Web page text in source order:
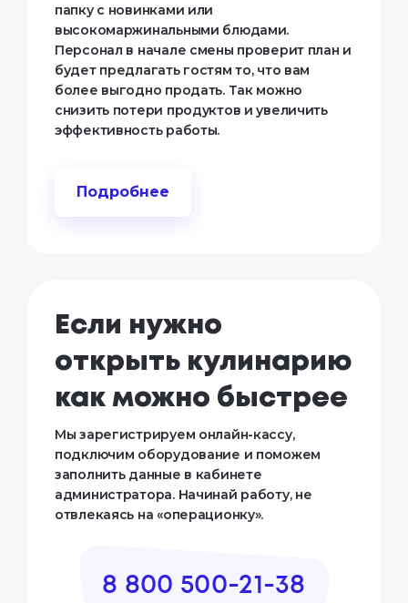
папку с новинками или
высокомаржинальными блюдами.
Персонал в начале смены проверит план и
будет предлагать гостям то, что вам
более выгодно продать. Так можно
снизить потери продуктов и увеличить
эффективность работы.
Подробнее
Если нужно
открыть кулинарию
как можно быстрее
Мы зарегистрируем онлайн-кассу,
подключим оборудование и поможем
заполнить данные в кабинете
администратора. Начинай работу, не
отвлекаясь на «операционку».
8 800 500-21-38